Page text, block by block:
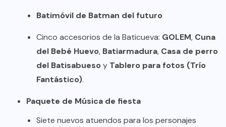
Batimóvil de Batman del futuro
Cinco accesorios de la Baticueva: GOLEM, Cuna
del Bebé Huevo, Batiarmadura, Casa de perro
del Batisabuesoy Tablero para fotos (Trío
Fantástico).
Paquete de Música de fiesta
Siete nuevos atuendos para los personajes